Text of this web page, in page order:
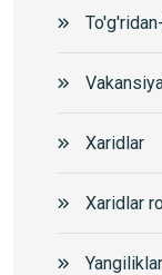
Xaridlar
Xaridlar
Yangiliklar